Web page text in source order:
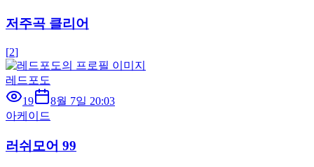
저주곡 클리어
[2]
레드포도
19
8월 7일 20:03
아케이드
러쉬모어 99